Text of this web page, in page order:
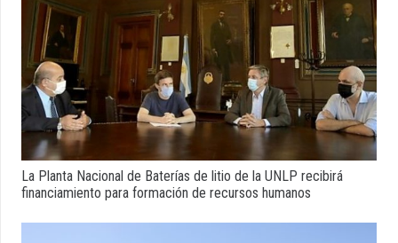
La Planta Nacional de Baterías de litio de la UNLP recibirá
financiamiento para formación de recursos humanos